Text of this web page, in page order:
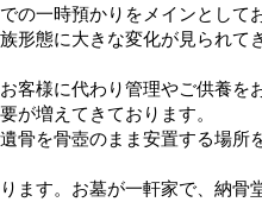
の一時預かりをメインとして
形態に大きな変化が見られて
客様に代わり管理やご供養を
が増えてきております。
骨を骨壺のまま安置する場所
ます。お墓が一軒家で、納骨